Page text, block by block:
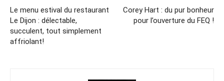
Le menu estival du restaurant
Le Dijon : délectable,
succulent, tout simplement
affriolant!
Corey Hart : du pur bonheur
pour l’ouverture du FEQ !